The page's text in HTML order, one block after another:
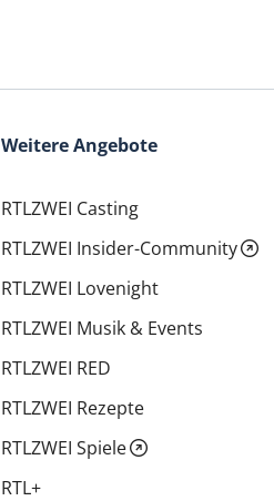
Weitere Angebote
RTLZWEI Casting
RTLZWEI Insider-Community
RTLZWEI Lovenight
RTLZWEI Musik & Events
RTLZWEI RED
RTLZWEI Rezepte
RTLZWEI Spiele
RTL+